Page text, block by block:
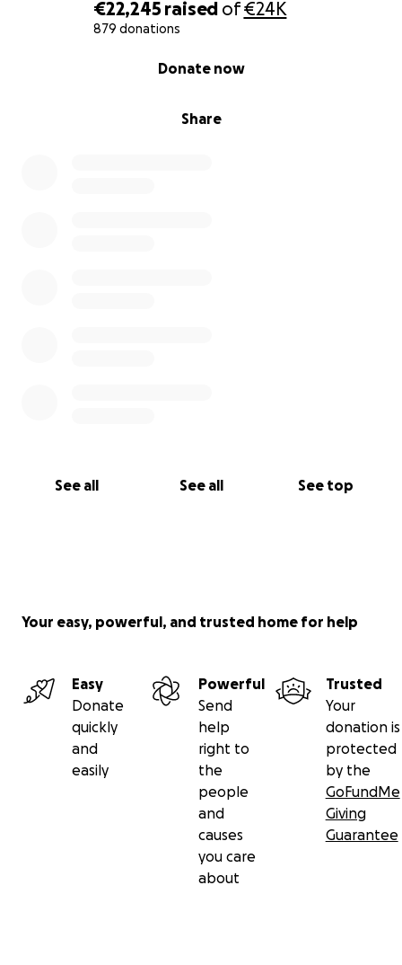
€22,245 raised of€24K
879 donations
Share
Donate now
See all See all See top
Your easy, powerful, and trusted home for help
Easy
Donate
quickly
and
easily
Powerful
Send
help
right to
the
people
and
causes
you care
about
Trusted
Your
donation is
protected
by the
GoFundMe
Giving
Guarantee